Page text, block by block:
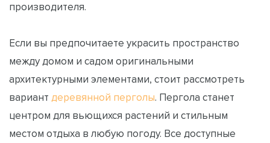
производителя.
Если вы предпочитаете украсить пространство
между домом и садом оригинальными
архитектурными элементами, стоит рассмотреть
вариант деревянной перголы. Пергола станет
центром для вьющихся растений и стильным
местом отдыха в любую погоду. Все доступные